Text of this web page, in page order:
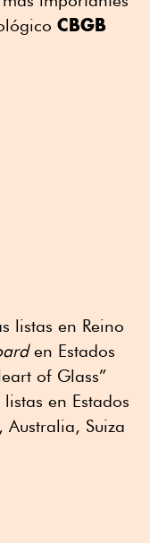
CBGB
listas en Reino
en Estados
of Glass”
en Estados
Suiza